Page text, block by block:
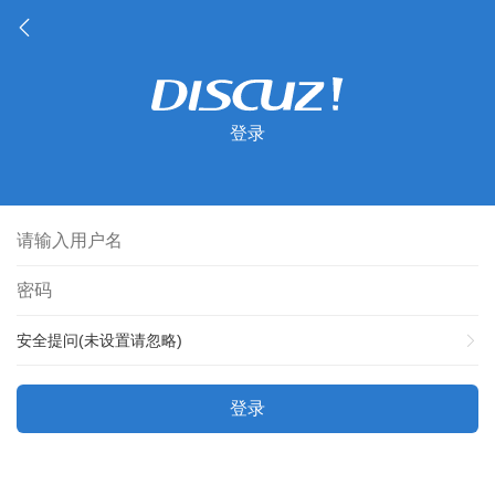
登录
安全提问(未设置请忽略)
登录